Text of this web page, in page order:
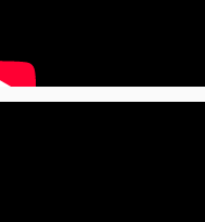
Se decide la Înalta Curte